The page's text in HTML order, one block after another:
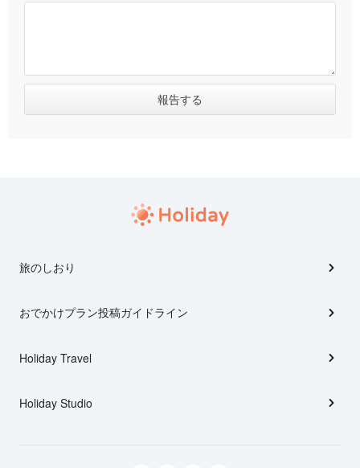
旅のしおり
おでかけプラン投稿ガイドライン
Holiday Travel
Holiday Studio